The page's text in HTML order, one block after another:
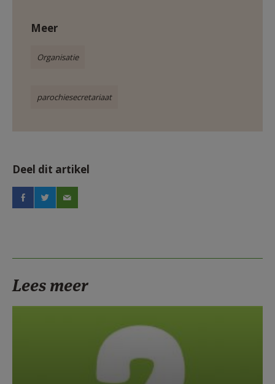
Meer
Organisatie
parochiesecretariaat
Deel dit artikel
Lees meer